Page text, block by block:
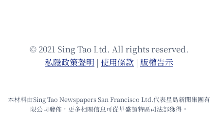
© 2021 Sing Tao Ltd. All rights reserved.
私隱政策聲明 | 使⽤條款 | 版權告⽰
本材料由Sing Tao Newspapers San Francisco Ltd.代表星島新聞集團有
限公司發佈，更多相關信息可從華盛頓特區司法部獲得。